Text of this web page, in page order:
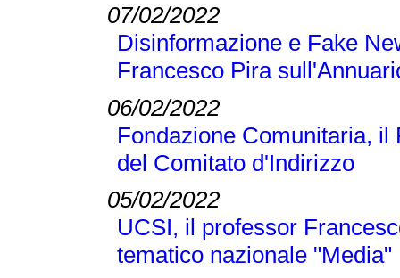
07/02/2022
Disinformazione e Fake
Francesco Pira
06/02/2022
Fondazione Comunitaria,
del Comitato d'Indirizzo
05/02/2022
UCSI, il professor
tematico nazionale "Media"